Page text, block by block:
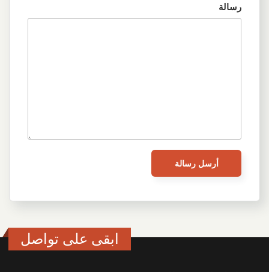
رسالة
ابقى على تواصل